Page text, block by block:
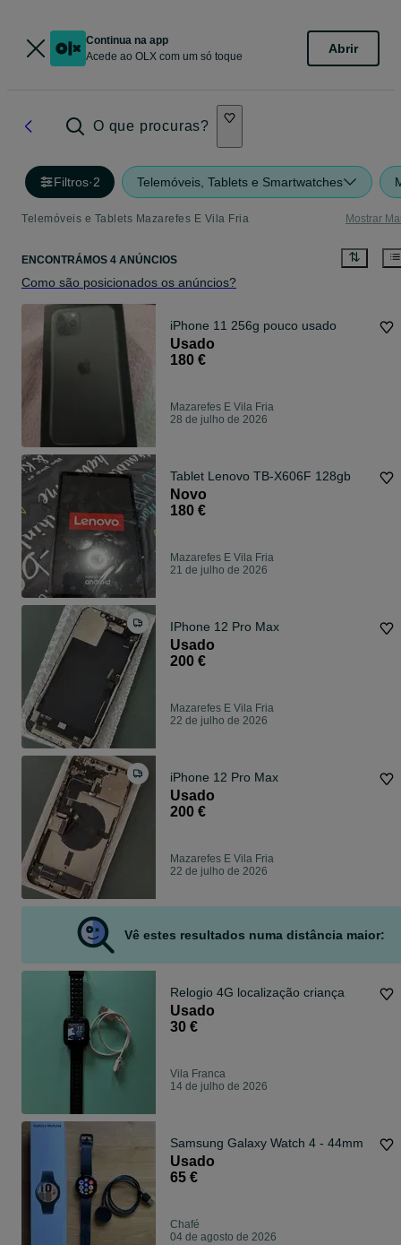
Continua na app
Acede ao OLX com um só toque
Abrir
O que procuras?
Filtros·2 Telemóveis, Tablets e Smartwatches
Telemóveis e Tablets Mazarefes E Vila Fria Mostrar
ENCONTRÁMOS 4 ANÚNCIOS
Como são posicionados os anúncios?
iPhone 11 256g pouco usado
Usado
180 €
Mazarefes E Vila Fria
28 de julho de 2026
Tablet Lenovo TB-X606F 128gb
Novo
180 €
Mazarefes E Vila Fria
21 de julho de 2026
IPhone 12 Pro Max
Usado
200 €
Mazarefes E Vila Fria
22 de julho de 2026
iPhone 12 Pro Max
Usado
200 €
Mazarefes E Vila Fria
22 de julho de 2026
Vê estes resultados numa distância maior:
Relogio 4G localização criança
Usado
30 €
Vila Franca
14 de julho de 2026
Samsung Galaxy Watch 4 - 44mm
Usado
65 €
Chafé
04 de agosto de 2026